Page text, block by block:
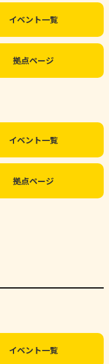
イベント一覧
拠点ページ
イベント一覧
拠点ページ
イベント一覧